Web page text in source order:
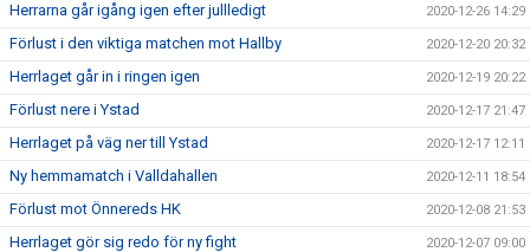
Herrarna går igång igen efter jullledigt 2020-12-26 14:29
Förlust i den viktiga matchen mot Hallby 2020-12-20 20:32
Herrlaget går in i ringen igen 2020-12-19 20:22
Förlust nere i Ystad 2020-12-17 21:47
Herrlaget på väg ner till Ystad 2020-12-17 12:11
Ny hemmamatch i Valldahallen 2020-12-11 18:54
Förlust mot Önnereds HK 2020-12-08 21:53
Herrlaget gör sig redo för ny fight 2020-12-07 09:00